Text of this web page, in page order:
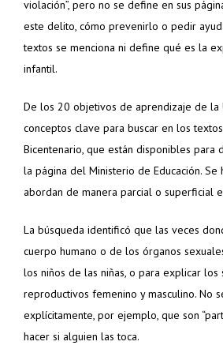
violación”, pero no se define en sus
este delito, cómo prevenirlo o pedir
textos se menciona ni define qué es la
infantil.
De los 20 objetivos de aprendizaje de la
conceptos clave para buscar en los
Bicentenario, que están disponibles para
la página del Ministerio de Educación.
abordan de manera parcial o superficial
La búsqueda identificó que las veces
cuerpo humano o de los órganos
los niños de las niñas, o para explicar los
reproductivos femenino y masculino. No
explícitamente, por ejemplo, que son
hacer si alguien las toca.